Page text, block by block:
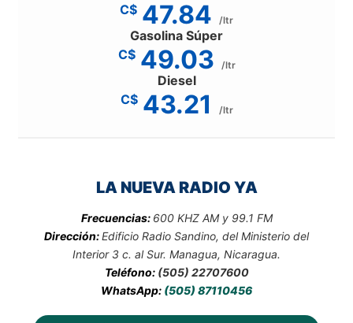
C$ 47.84 /ltr
Gasolina Súper
C$ 49.03 /ltr
Diesel
C$ 43.21 /ltr
LA NUEVA RADIO YA
Frecuencias: 600 KHZ AM y 99.1 FM
Dirección:Edificio Radio Sandino, del Ministerio del
Interior 3 c. al Sur. Managua, Nicaragua.
Teléfono: (505) 22707600
WhatsApp: (505) 87110456